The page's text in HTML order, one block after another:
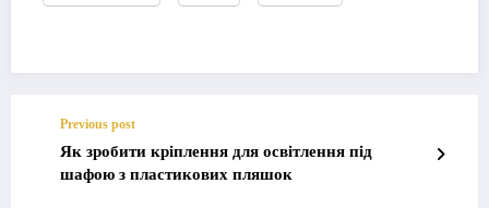
Previous post
Як зробити кріплення для освітлення під
шафою з пластикових пляшок